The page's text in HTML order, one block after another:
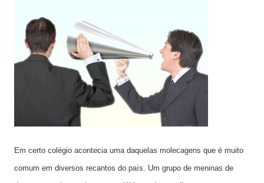
Em certo colégio acontecia uma daquelas molecagens que é muito
comum em diversos recantos do país. Um grupo de meninas de